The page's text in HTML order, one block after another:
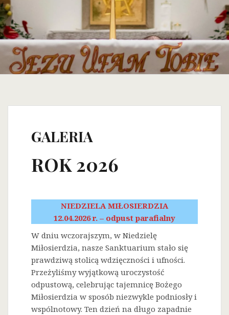
GALERIA
ROK 2026
NIEDZIELA MIŁOSIERDZIA
12.04.2026 r. – odpust parafialny
W dniu wczorajszym, w Niedzielę
Miłosierdzia, nasze Sanktuarium stało się
prawdziwą stolicą wdzięczności i ufności.
Przeżyliśmy wyjątkową uroczystość
odpustową, celebrując tajemnicę Bożego
Miłosierdzia w sposób niezwykle podniosły i
wspólnotowy. Ten dzień na długo zapadnie